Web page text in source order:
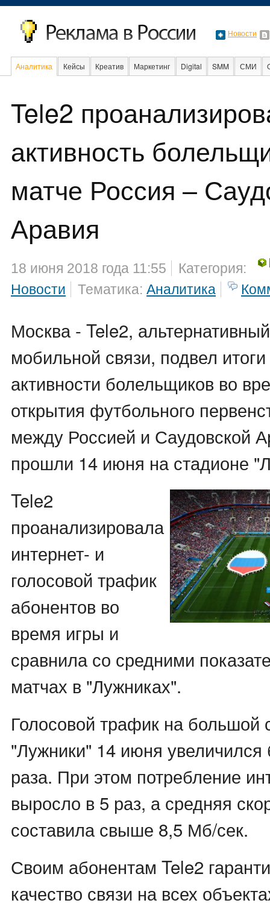
Новости
Аналитика Кейсы Креатив Маркетинг Digital SMM СМИ
Tele2
активность
матче Россия –
Аравия
18 июня 2018 года 11:55
Категория:
Новости
Тематика: Аналитика
Москва - Tele2,
мобильной связи, подвел
активности болельщиков во
открытия футбольного
между Россией и Саудовской
прошли 14 июня на стадионе
Tele2
проанализировала
интернет- и
голосовой трафик
абонентов во
время игры и
сравнила со средними
матчах в "Лужниках".
Голосовой трафик на большой
"Лужники" 14 июня
раза. При этом потребление
выросло в 5 раз, а средняя
составила свыше 8,5 Мб/сек.
Своим абонентам Tele2
качество связи на всех